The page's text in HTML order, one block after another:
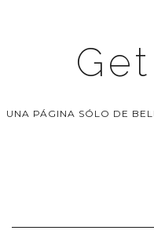
UNA PÁGINA SÓLO DE